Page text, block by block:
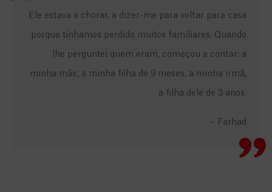
Ele estava a chorar, a dizer-me para voltar para casa
porque tínhamos perdido muitos familiares. Quando
lhe perguntei quem eram, começou a contar: a
minha mãe, a minha filha de 9 meses, a minha irmã,
a filha dele de 3 anos.
– Farhad